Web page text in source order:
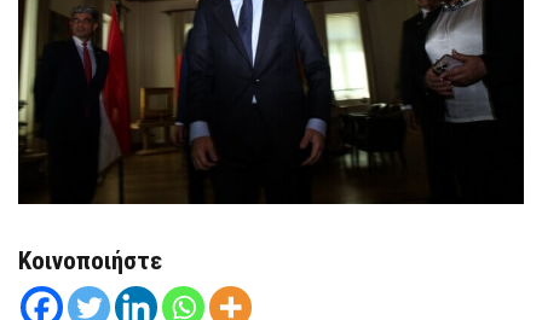
Κοινοποιήστε